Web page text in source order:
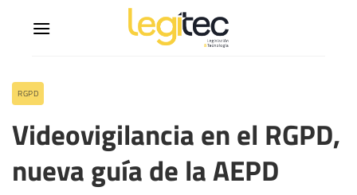
RGPD
Videovigilancia en el RGPD,
nueva guía de la AEPD